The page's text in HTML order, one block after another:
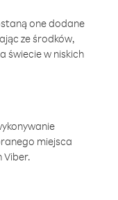
one dodane
ze środków,
świecie w niskich
miejsca
Viber.